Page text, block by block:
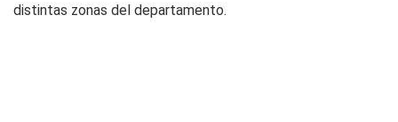
distintas zonas del departamento.